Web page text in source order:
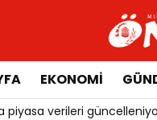
EKONOMİ
piyasa verileri